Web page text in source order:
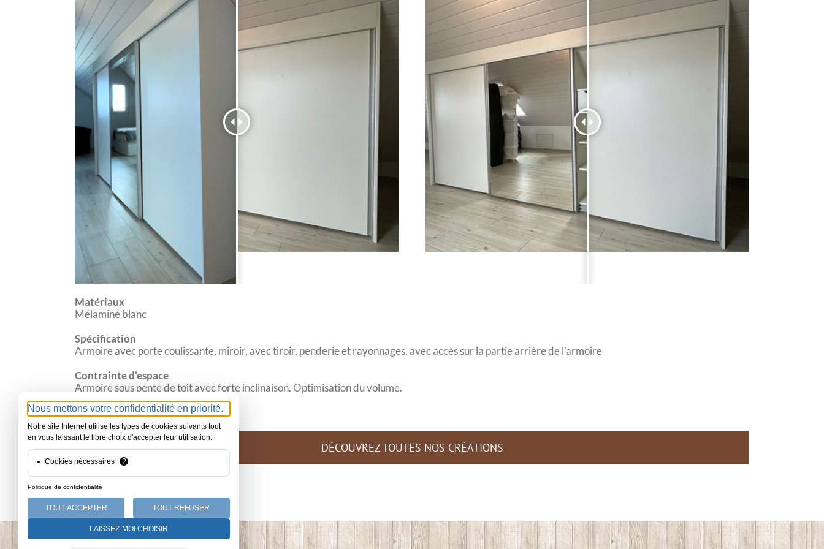
Matériaux
Mélaminé blanc
Spécification
Armoire avec porte coulissante, miroir, avec tiroir, penderie et rayonnages. avec accès sur la partie arrière de l’armoire
Contrainte d’espace
Armoire sous pente de toit avec forte inclinaison. Optimisation du volume.
DÉCOUVREZ TOUTES NOS CRÉATIONS
Nous mettons votre confidentialité en priorité.
Notre site Internet utilise les types de cookies suivants tout
en vous laissant le libre choix d'accepter leur utilisation:
Cookies nécessaires ?
Politique de confidentialité
TOUT ACCEPTER TOUT REFUSER
LAISSEZ-MOI CHOISIR